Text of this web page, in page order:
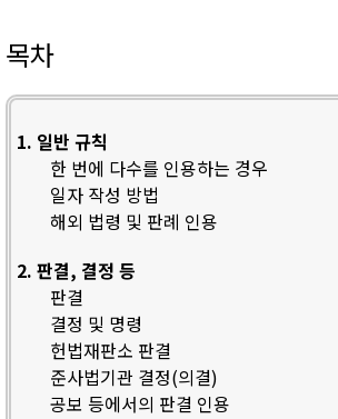
목차
1. 일반 규칙
한 번에 다수를 인용하는 경우
일자 작성 방법
해외 법령 및 판례 인용
2. 판결, 결정 등
판결
결정 및 명령
헌법재판소 판결
준사법기관 결정(의결)
공보 등에서의 판결 인용